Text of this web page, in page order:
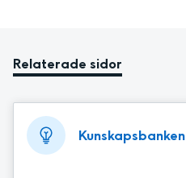
Relaterade sidor
Kunskapsbanken